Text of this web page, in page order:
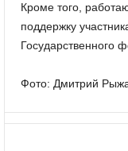
Кроме того,
поддержку
Государственного
Фото: Дмитрий